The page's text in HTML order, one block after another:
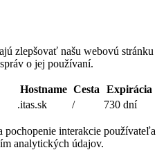
zlepšovať našu webovú stránku
o jej používaní.
Hostname Cesta
Expirácia
.itas.sk / 730 dní
pochopenie interakcie používateľa
analytických údajov.